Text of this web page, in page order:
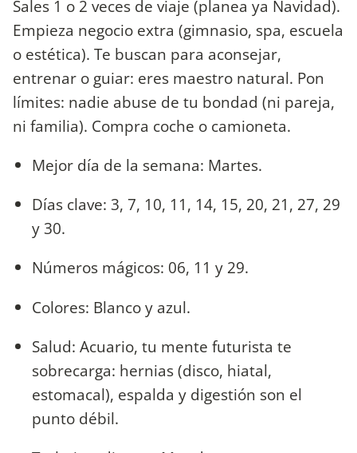
Sales 1 o 2 veces de viaje (planea ya Navidad).
Empieza negocio extra (gimnasio, spa, escuela
o estética). Te buscan para aconsejar,
entrenar o guiar: eres maestro natural. Pon
límites: nadie abuse de tu bondad (ni pareja,
ni familia). Compra coche o camioneta.
Mejor día de la semana: Martes.
Días clave: 3, 7, 10, 11, 14, 15, 20, 21, 27, 29
y 30.
Números mágicos: 06, 11 y 29.
Colores: Blanco y azul.
Salud: Acuario, tu mente futurista te
sobrecarga: hernias (disco, hiatal,
estomacal), espalda y digestión son el
punto débil.